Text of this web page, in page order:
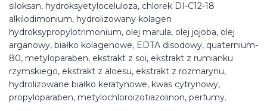
siloksan, hydroksyetyloceluloza, chlorek DI-C12-18
alkilodimonium, hydrolizowany kolagen
hydroksypropylotrimonium, olej marula, olej jojoba, olej
arganowy, białko kolagenowe, EDTA disodowy, quaternium-
80, metyloparaben, ekstrakt z soi, ekstrakt z rumianku
rzymskiego, ekstrakt z aloesu, ekstrakt z rozmarynu,
hydrolizowane białko keratynowe, kwas cytrynowy,
propyloparaben, metylochloroizotiazolinon, perfumy.